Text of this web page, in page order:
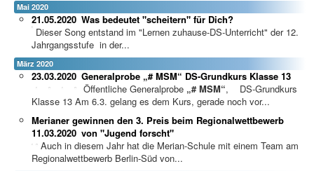
Mai 2020
Was bedeutet "scheitern" für Dich?
21.05.2020
Dieser Song entstand im "Lernen zuhause-DS-Unterricht" der 12.
Jahrgangsstufe in der...
März 2020
Generalprobe „# MSM“ DS-Grundkurs Klasse 13
23.03.2020
Öffentliche Generalprobe „# MSM“, DS-Grundkurs
Klasse 13 Am 6.3. gelang es dem Kurs, gerade noch vor...
Merianer gewinnen den 3. Preis beim Regionalwettbewerb
von "Jugend forscht"
11.03.2020
Auch in diesem Jahr hat die Merian-Schule mit einem Team am
Regionalwettbewerb Berlin-Süd von...